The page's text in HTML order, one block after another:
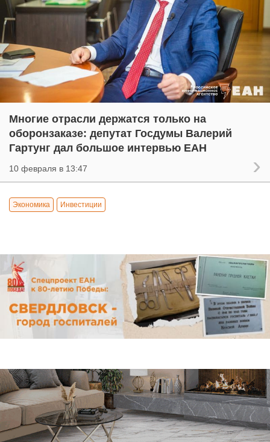
Многие отрасли держатся только на
оборонзаказе: депутат Госдумы Валерий
Гартунг дал большое интервью ЕАН
10 февраля в 13:47
Экономика Инвестиции